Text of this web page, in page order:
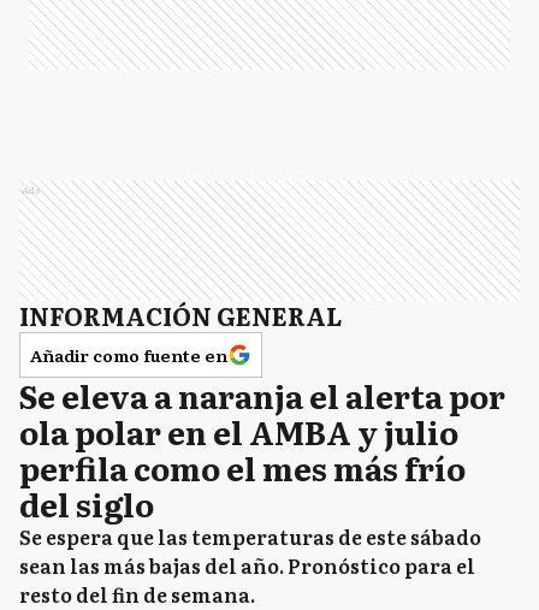
Ads
INFORMACIÓN GENERAL
Añadir como fuente en
Se eleva a naranja el alerta por
ola polar en el AMBA y julio
perfila como el mes más frío
del siglo
Se espera que las temperaturas de este sábado
sean las más bajas del año. Pronóstico para el
resto del fin de semana.